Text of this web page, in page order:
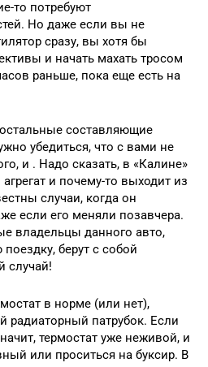
то потребуют
Но даже если вы не
сразу, вы хотя бы
и начать махать тросом
раньше, пока еще есть на
составляющие
убедиться, что с вами не
и . Надо сказать, в «Калине»
и почему-то выходит из
случаи, когда он
если его меняли позавчера.
владельцы данного авто,
берут с собой
случай!
в норме (или нет),
радиаторный патрубок. Если
термостат уже неживой, и
или проситься на буксир. В